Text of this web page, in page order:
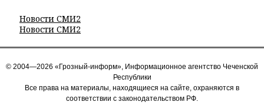
Новости СМИ2
Новости СМИ2
© 2004—2026 «Грозный-информ», Информационное агентство Чеченской
Республики
Все права на материалы, находящиеся на сайте, охраняются в
соответствии с законодательством РФ.